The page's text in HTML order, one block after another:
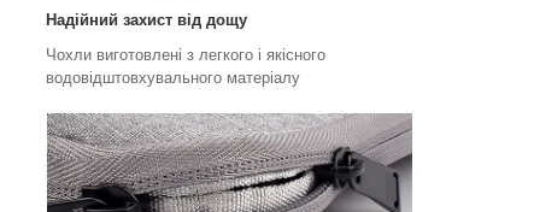
Надійний захист від дощу
Чохли виготовлені з легкого і якісного
водовідштовхувального матеріалу